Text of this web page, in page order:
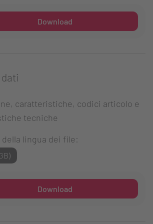
Download
caratteristiche, codici articolo e
tecniche
della lingua dei file:
Download